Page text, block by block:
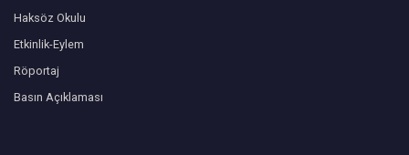
Haksöz Okulu
Etkinlik-Eylem
Röportaj
Basın Açıklaması